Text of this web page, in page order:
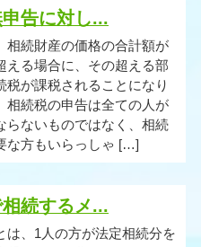
告に対し...
相続財産の価格の合計額が
える場合に、その超える部
税が課税されることになり
相続税の申告は全ての人が
らないものではなく、相続
な方もいらっしゃ […]
続するメ...
は、1人の方が法定相続分を